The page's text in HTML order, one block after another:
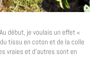
début, je voulais un effet «
tissu en coton et de la colle
vraies et d’autres sont en